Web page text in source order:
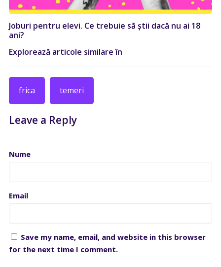
Joburi pentru elevi. Ce trebuie să știi dacă nu ai 18
ani?
Explorează articole similare în
frica temeri
Leave a Reply
Nume
Email
Save my name, email, and website in this browser
for the next time I comment.